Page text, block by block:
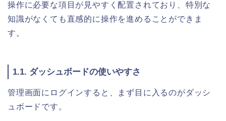
操作に必要な項目が見やすく配置されており、特別な
知識がなくても直感的に操作を進めることができま
す。
1.1. ダッシュボードの使いやすさ
管理画面にログインすると、まず目に入るのがダッシ
ュボードです。